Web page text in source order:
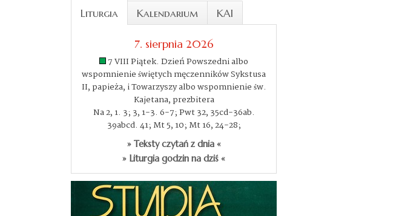
Liturgia Kalendarium KAI
7. sierpnia 2026
7 VIII Piątek. Dzień Powszedni albo
wspomnienie świętych męczenników Sykstusa
II, papieża, i Towarzyszy albo wspomnienie św.
Kajetana, prezbitera
Na 2, 1. 3; 3, 1-3. 6-7; Pwt 32, 35cd-36ab.
39abcd. 41; Mt 5, 10; Mt 16, 24-28;
» Teksty czytań z dnia «
» Liturgia godzin na dziś «